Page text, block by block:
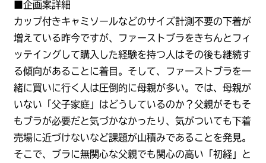
■企画案詳細
カップ付きキャミソールなどのサイズ計測不要の下着が
増えている昨今ですが、ファーストブラをきちんとフィ
ッテイングして購入した経験を持つ人はその後も継続す
る傾向があることに着目。そして、ファーストブラを一
緒に買いに行く人は圧倒的に母親が多い。では、母親が
いない「父子家庭」はどうしているのか？父親がそもそ
もブラが必要だと気づかなかったり、気がついても下着
売場に近づけないなど課題が山積みであることを発見。
そこで、ブラに無関心な父親でも関心の高い「初経」と